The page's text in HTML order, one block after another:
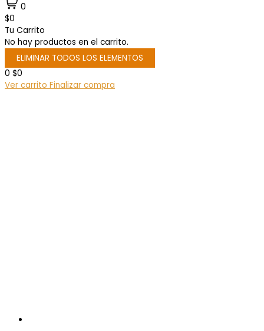
0
$0
Tu Carrito
No hay productos en el carrito.
ELIMINAR TODOS LOS ELEMENTOS
0 $0
Ver carrito Finalizar compra